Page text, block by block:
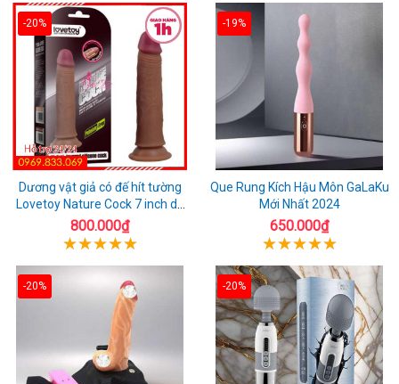
-20%
Dương vật giả có đế hít tường
Lovetoy Nature Cock 7 inch da
đen
800.000₫
-19%
Que Rung Kích Hậu Môn GaLaKu
Mới Nhất 2024
650.000₫
-20% -20%